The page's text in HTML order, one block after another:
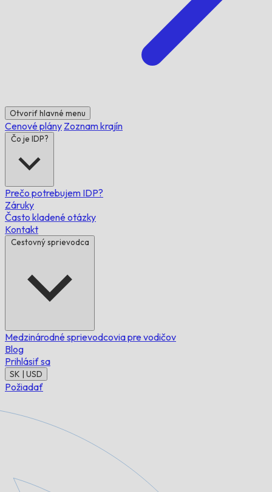
Otvoriť hlavné menu
Cenové plány Zoznam krajín
Čo je IDP?
Prečo potrebujem IDP?
Záruky
Často kladené otázky
Kontakt
Cestovný sprievodca
Medzinárodné sprievodcovia pre vodičov
Blog
Prihlásiť sa
SK | USD
Požiadať